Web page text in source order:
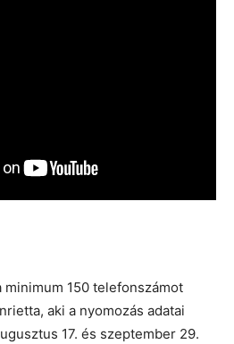
150 telefonszámot
aki a nyomozás adatai
17. és szeptember 29.